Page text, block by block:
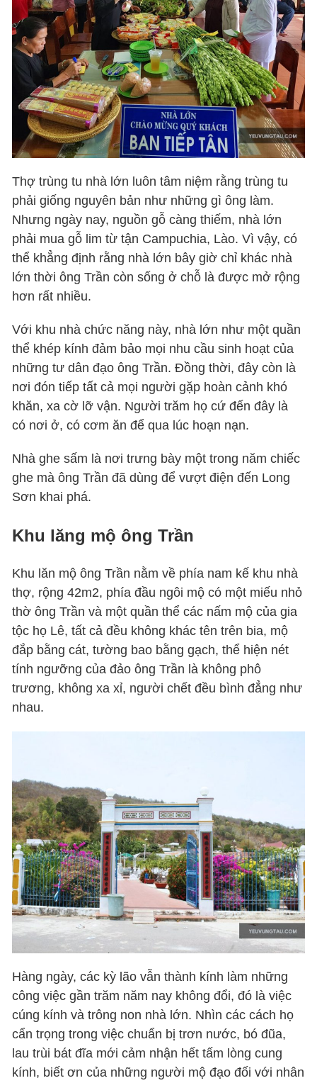
Thợ trùng tu nhà lớn luôn tâm niệm rằng trùng tu
phải giống nguyên bản như những gì ông làm.
Nhưng ngày nay, nguồn gỗ càng thiếm, nhà lớn
phải mua gỗ lim từ tận Campuchia, Lào. Vì vậy, có
thể khẳng định rằng nhà lớn bây giờ chỉ khác nhà
lớn thời ông Trần còn sống ở chỗ là được mở rộng
hơn rất nhiều.
Với khu nhà chức năng này, nhà lớn như một quần
thể khép kính đảm bảo mọi nhu cầu sinh hoạt của
những tư dân đạo ông Trần. Đồng thời, đây còn là
nơi đón tiếp tất cả mọi người gặp hoàn cảnh khó
khăn, xa cờ lỡ vận. Người trăm họ cứ đến đây là
có nơi ở, có cơm ăn để qua lúc hoạn nạn.
Nhà ghe sấm là nơi trưng bày một trong năm chiếc
ghe mà ông Trần đã dùng để vượt điện đến Long
Sơn khai phá.
Khu lăng mộ ông Trần
Khu lăn mộ ông Trần nằm về phía nam kế khu nhà
thợ, rộng 42m2, phía đầu ngôi mộ có một miếu nhỏ
thờ ông Trần và một quần thể các nấm mộ của gia
tộc họ Lê, tất cả đều không khác tên trên bia, mộ
đắp bằng cát, tường bao bằng gạch, thể hiện nét
tính ngưỡng của đảo ông Trần là không phô
trương, không xa xỉ, người chết đều bình đẳng như
nhau.
Hàng ngày, các kỳ lão vẫn thành kính làm những
công việc gần trăm năm nay không đổi, đó là việc
cúng kính và trông non nhà lớn. Nhìn các cách họ
cẩn trọng trong việc chuẩn bị trơn nước, bó đũa,
lau trùi bát đĩa mới cảm nhận hết tấm lòng cung
kính, biết ơn của những người mộ đạo đối với nhân